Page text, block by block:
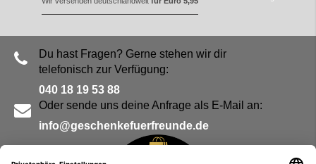
Du hast Fragen? Gerne stehen wir dir
telefonisch zur Verfügung:
040 18 19 53 88
Oder sende uns deine Anfrage als E-Mail an:
info@geschenkefuerfreunde.de